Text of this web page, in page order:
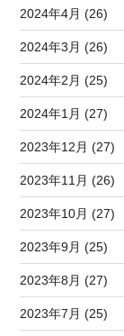
2024年4月 (26)
2024年3月 (26)
2024年2月 (25)
2024年1月 (27)
2023年12月 (27)
2023年11月 (26)
2023年10月 (27)
2023年9月 (25)
2023年8月 (27)
2023年7月 (25)